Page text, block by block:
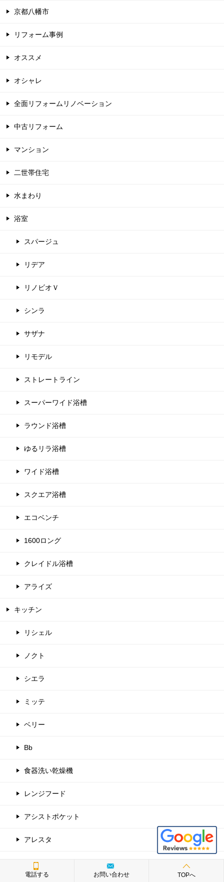
京都八幡市
リフォーム事例
オススメ
オシャレ
全面リフォームリノベーション
中古リフォーム
マンション
二世帯住宅
水まわり
浴室
スパージュ
リデア
リノビオＶ
シンラ
サザナ
リモデル
ストレートライン
スーパーワイド浴槽
ラウンド浴槽
ゆるリラ浴槽
ワイド浴槽
スクエア浴槽
エコベンチ
1600ロング
クレイドル浴槽
アライズ
キッチン
リシェル
ノクト
シエラ
ミッテ
ベリー
Bb
食器洗い乾燥機
レンジフード
アシストポケット
アレスタ
トイレ
電話する お問い合わせ TOPへ